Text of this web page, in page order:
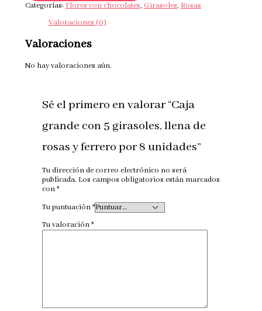
Categorías: Flores con chocolates, Girasoles, Rosas
Valoraciones (0)
Valoraciones
No hay valoraciones aún.
Sé el primero en valorar “Caja
grande con 5 girasoles, llena de
rosas y ferrero por 8 unidades”
Tu dirección de correo electrónico no será
publicada. Los campos obligatorios están marcados
con*
Tu puntuación*
Tu valoración*